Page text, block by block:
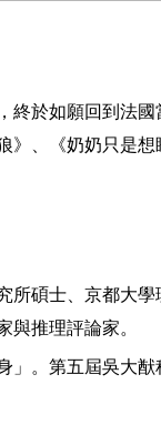
於如願回到法
》、《奶奶只是
碩士、京都大
與推理評論家。
」。第五屆吳大